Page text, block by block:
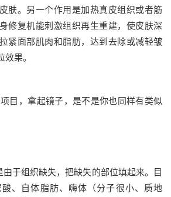
肤。另一个作用是加热真皮组织或者筋
修复机能刺激组织再生重建，使皮肤深
紧面部肌肉和脂肪，达到去除或减轻皱
果。
目，拿起镜子，是不是你也同样有类似
由于组织缺失，把缺失的部位填起来。目
、自体脂肪、嗨体（分子很小、质地